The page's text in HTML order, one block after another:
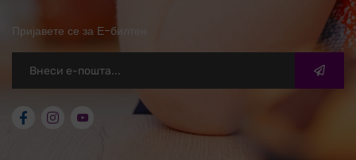
Пријавете се за Е-билтен